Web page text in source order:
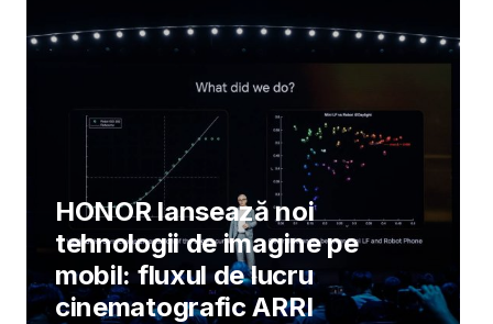
HONOR lansează noi
tehnologii de imagine pe
mobil: fluxul de lucru
cinematografic ARRI